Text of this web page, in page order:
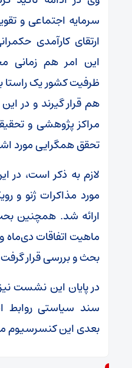
سرمایه اجتماعی و
ارتقای کارآمدی
این امر هم
ظرفیت کشور یک راستا
هم قرار گیرند و در
مراکز پژوهشی و
تحقق همگرایی مورد
لازم به ذکر است،
مورد مذاکرات ژنو و
ارائه شد. همچنین
ماهیت اتفاقات دی‌ماه
بحث و بررسی قرار
در پایان این نشست
سند سیاستی روابط
بعدی این کنسرسیوم